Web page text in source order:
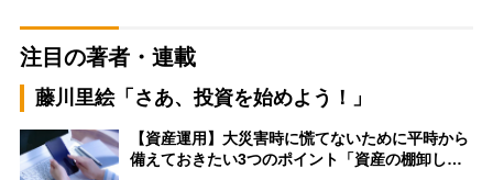
注目の著者・連載
藤川里絵「さあ、投資を始めよう！」
【資産運用】大災害時に慌てないために平時から
備えておきたい3つのポイント「資産の棚卸し…